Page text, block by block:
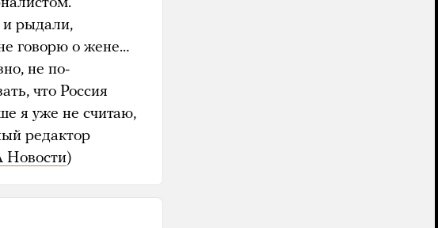
и рыдали,
говорю о жене…
не по-
что Россия
я уже не считаю,
редактор
Новости)